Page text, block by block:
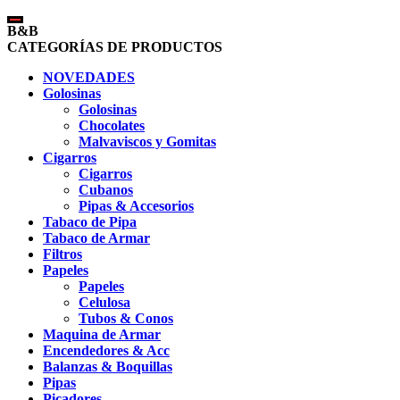
B&B
CATEGORÍAS DE PRODUCTOS
NOVEDADES
Golosinas
Golosinas
Chocolates
Malvaviscos y Gomitas
Cigarros
Cigarros
Cubanos
Pipas & Accesorios
Tabaco de Pipa
Tabaco de Armar
Filtros
Papeles
Papeles
Celulosa
Tubos & Conos
Maquina de Armar
Encendedores & Acc
Balanzas & Boquillas
Pipas